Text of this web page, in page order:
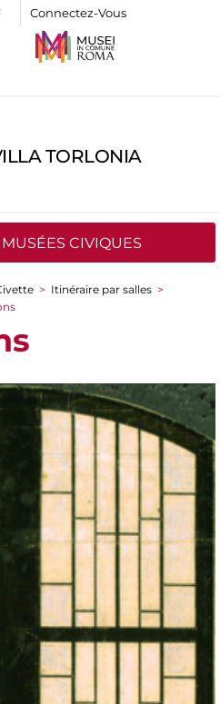
Connectez-Vous
TORLONIA
CIVIQUES
> Itinéraire par salles >